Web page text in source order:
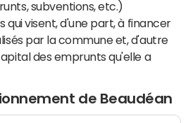
subventions, etc.)
visent, d'une part, à financer
par la commune et, d'autre
des emprunts qu'elle a
de Beaudéan